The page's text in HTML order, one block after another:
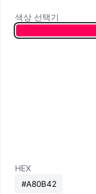
색상 선택기
HEX